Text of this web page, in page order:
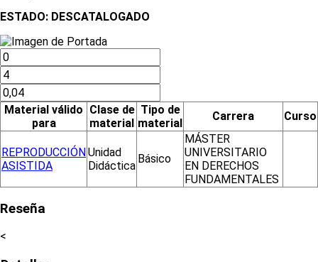
ESTADO: DESCATALOGADO
Material válido
para
Clase de
material
Tipo de
material
Carrera Curso
REPRODUCCIÓN
ASISTIDA
Unidad
Didáctica
Básico
MÁSTER
UNIVERSITARIO
EN DERECHOS
FUNDAMENTALES
Reseña
<